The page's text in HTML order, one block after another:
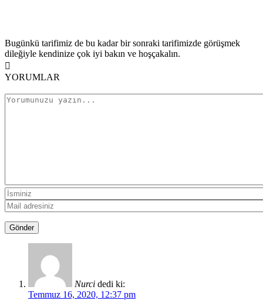
Bugünkü tarifimiz de bu kadar bir sonraki tarifimizde görüşmek
dileğiyle kendinize çok iyi bakın ve hoşçakalın.
YORUMLAR
Nurci dedi ki:
Temmuz 16, 2020, 12:37 pm